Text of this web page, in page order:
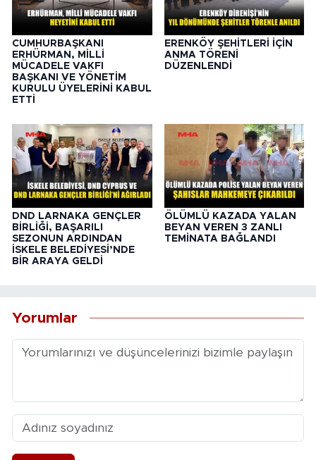
CUMHURBAŞKANI
ERHÜRMAN, MİLLİ
MÜCADELE VAKFI
BAŞKANI VE YÖNETİM
KURULU ÜYELERİNİ KABUL
ETTİ
ERENKÖY ŞEHİTLERİ İÇİN
ANMA TÖRENİ
DÜZENLENDİ
DND LARNAKA GENÇLER
BİRLİĞİ, BAŞARILI
SEZONUN ARDINDAN
İSKELE BELEDİYESİ’NDE
BİR ARAYA GELDİ
ÖLÜMLÜ KAZADA YALAN
BEYAN VEREN 3 ZANLI
TEMİNATA BAĞLANDI
Yorumlar